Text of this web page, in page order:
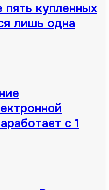
купленных
лишь одна
с 1